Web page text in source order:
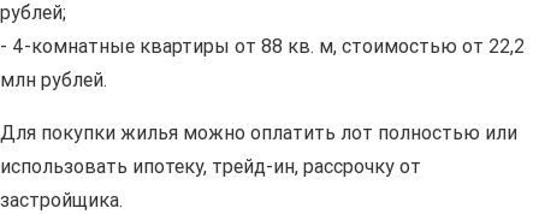
рублей;
- 4-комнатные квартиры от 88 кв. м, стоимостью от 22,2
млн рублей.
Для покупки жилья можно оплатить лот полностью или
использовать ипотеку, трейд-ин, рассрочку от
застройщика.